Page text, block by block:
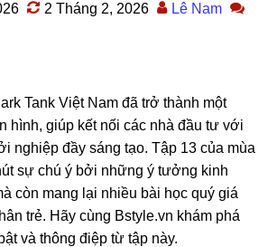
2 Tháng 2, 2026
Lê Nam
Tank Việt Nam đã trở thành một
hình, giúp kết nối các nhà đầu tư với
nghiệp đầy sáng tạo. Tập 13 của mùa
sự chú ý bởi những ý tưởng kinh
còn mang lại nhiều bài học quý giá
trẻ. Hãy cùng Bstyle.vn khám phá
và thông điệp từ tập này.